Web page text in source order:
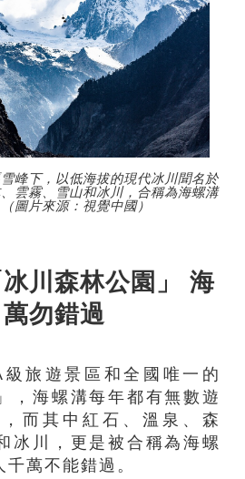
峰下，以低海拔的現代冰川聞名於
雲霧、雪山和冰川，合稱為海螺溝
（圖片來源：視覺中國）
川森林公園」 海
勿錯過
遊景區和全國唯一的
，海螺溝每年都有無數遊
而其中紅石、溫泉、森
冰川，更是被合稱為海螺
萬不能錯過。